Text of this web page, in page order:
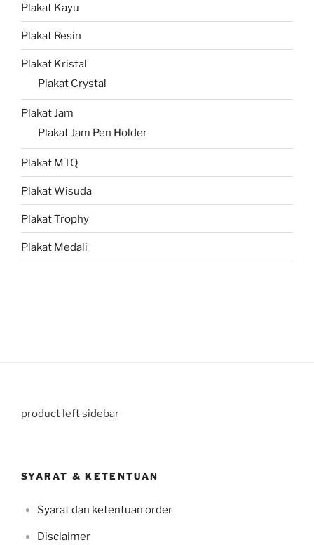
Plakat Kayu
Plakat Resin
Plakat Kristal
Plakat Crystal
Plakat Jam
Plakat Jam Pen Holder
Plakat MTQ
Plakat Wisuda
Plakat Trophy
Plakat Medali
product left sidebar
SYARAT & KETENTUAN
Syarat dan ketentuan order
Disclaimer